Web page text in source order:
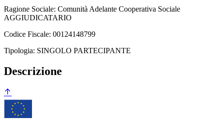
Ragione Sociale: Comunità Adelante Cooperativa Sociale
AGGIUDICATARIO
Codice Fiscale: 00124148799
Tipologia: SINGOLO PARTECIPANTE
Descrizione